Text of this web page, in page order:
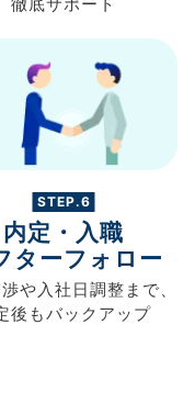
STEP.6
内定・入職
ターフォロー
や入社日調整まで、
後もバックアップ